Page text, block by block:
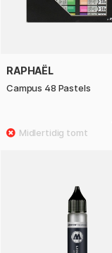
RAPHAËL
Campus 48 Pastels